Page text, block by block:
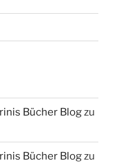
Bücher Blogzu
Bücher Blogzu